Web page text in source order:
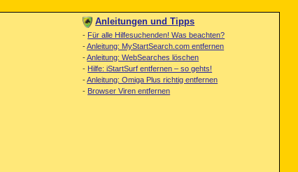
Anleitungen und Tipps
- Für alle Hilfesuchenden! Was beachten?
-Anleitung: MyStartSearch.com entfernen
-Anleitung: WebSearches löschen
- Hilfe: iStartSurf entfernen – so gehts!
-Anleitung: Omiga Plus richtig entfernen
- Browser Viren entfernen